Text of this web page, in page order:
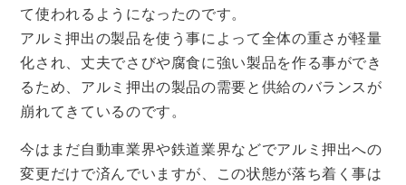
て使われるようになったのです。
アルミ押出の製品を使う事によって全体の重さが軽量
化され、丈夫でさびや腐食に強い製品を作る事ができ
るため、アルミ押出の製品の需要と供給のバランスが
崩れてきているのです。
今はまだ自動車業界や鉄道業界などでアルミ押出への
変更だけで済んでいますが、この状態が落ち着く事は